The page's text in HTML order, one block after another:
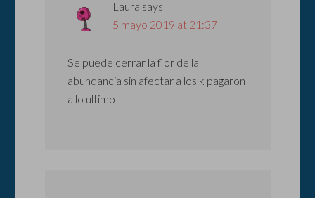
Laura says
5 mayo 2019 at 21:37
Se puede cerrar la flor de la
abundancia sin afectar a los k pagaron
a lo ultimo